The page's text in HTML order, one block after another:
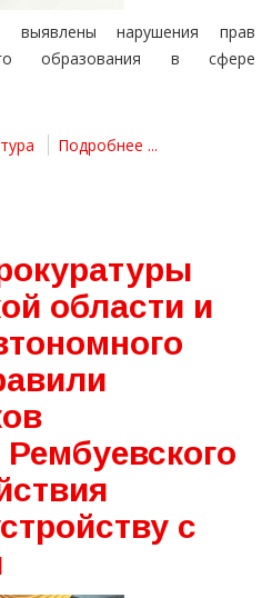
выявлены нарушения прав
образования в сфере
Подробнее ...
области и
с